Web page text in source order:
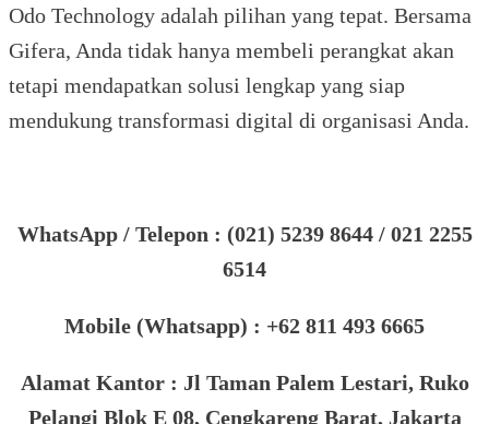
Odo Technology adalah pilihan yang tepat. Bersama
Gifera, Anda tidak hanya membeli perangkat akan
tetapi mendapatkan solusi lengkap yang siap
mendukung transformasi digital di organisasi Anda.
WhatsApp / Telepon : (021) 5239 8644 / 021 2255
6514
Mobile (Whatsapp) : +62 811 493 6665
Alamat Kantor : Jl Taman Palem Lestari, Ruko
Pelangi Blok E 08, Cengkareng Barat, Jakarta